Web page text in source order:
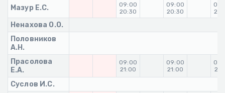
Мазур Е.С.
09:00
20:30
09:00
20:30
Ненахова О.О.
Половников
А.Н.
Прасолова
Е.А.
09:00
21:00
09:00
21:00
Суслов И.С.